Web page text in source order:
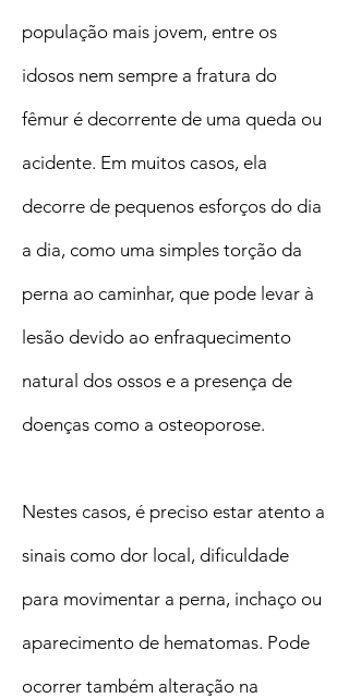
população mais jovem, entre os
idosos nem sempre a fratura do
fêmur é decorrente de uma queda ou
acidente. Em muitos casos, ela
decorre de pequenos esforços do dia
a dia, como uma simples torção da
perna ao caminhar, que pode levar à
lesão devido ao enfraquecimento
natural dos ossos e a presença de
doenças como a osteoporose.
Nestes casos, é preciso estar atento a
sinais como dor local, dificuldade
para movimentar a perna, inchaço ou
aparecimento de hematomas. Pode
ocorrer também alteração na